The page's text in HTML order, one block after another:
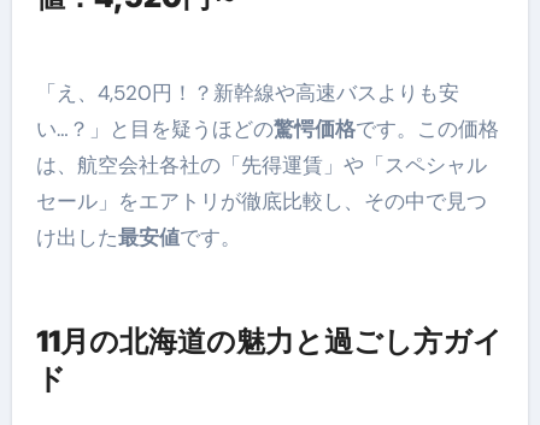
「え、4,520円！？新幹線や高速バスよりも安
い…？」と目を疑うほどの驚愕価格です。この価格
は、航空会社各社の「先得運賃」や「スペシャル
セール」をエアトリが徹底比較し、その中で見つ
け出した最安値です。
11月の北海道の魅力と過ごし方ガイ
ド